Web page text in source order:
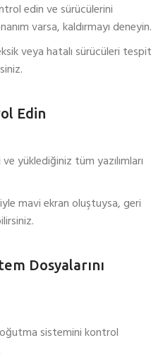
edin ve sürücülerini
varsa, kaldırmayı deneyin.
veya hatalı sürücüleri tespit
Edin
yüklediğiniz tüm yazılımları
mavi ekran oluştuysa, geri
Dosyalarını
sistemini kontrol